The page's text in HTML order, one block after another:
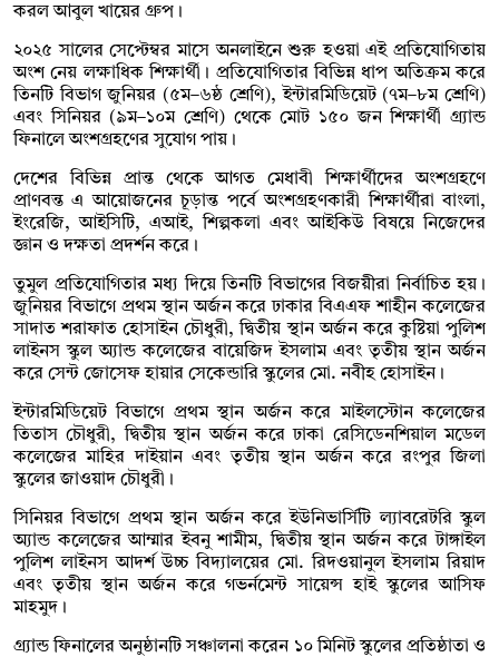
করল আবুল খায়ের গ্রুপ।
২০২৫ সালের সেপ্টেম্বর মাসে অনলাইনে শুরু হওয়া এই প্রতিযোগিতায়
অংশ নেয় লক্ষাধিক শিক্ষার্থী। প্রতিযোগিতার বিভিন্ন ধাপ অতিক্রম করে
তিনটি বিভাগ জুনিয়র (৫ম–৬ষ্ঠ শ্রেণি), ইন্টারমিডিয়েট (৭ম–৮ম শ্রেণি)
এবং সিনিয়র (৯ম–১০ম শ্রেণি) থেকে মোট ১৫০ জন শিক্ষার্থী গ্র্যান্ড
ফিনালে অংশগ্রহণের সুযোগ পায়।
দেশের বিভিন্ন প্রান্ত থেকে আগত মেধাবী শিক্ষার্থীদের অংশগ্রহণে
প্রাণবন্ত এ আয়োজনের চূড়ান্ত পর্বে অংশগ্রহণকারী শিক্ষার্থীরা বাংলা,
ইংরেজি, আইসিটি, এআই, শিল্পকলা এবং আইকিউ বিষয়ে নিজেদের
জ্ঞান ও দক্ষতা প্রদর্শন করে।
তুমুল প্রতিযোগিতার মধ্য দিয়ে তিনটি বিভাগের বিজয়ীরা নির্বাচিত হয়।
জুনিয়র বিভাগে প্রথম স্থান অর্জন করে ঢাকার বিএএফ শাহীন কলেজের
সাদাত শরাফাত হোসাইন চৌধুরী, দ্বিতীয় স্থান অর্জন করে কুষ্টিয়া পুলিশ
লাইনস স্কুল অ্যান্ড কলেজের বায়েজিদ ইসলাম এবং তৃতীয় স্থান অর্জন
করে সেন্ট জোসেফ হায়ার সেকেন্ডারি স্কুলের মো. নবীহ হোসাইন।
ইন্টারমিডিয়েট বিভাগে প্রথম স্থান অর্জন করে মাইলস্টোন কলেজের
তিতাস চৌধুরী, দ্বিতীয় স্থান অর্জন করে ঢাকা রেসিডেনশিয়াল মডেল
কলেজের মাহির দাইয়ান এবং তৃতীয় স্থান অর্জন করে রংপুর জিলা
স্কুলের জাওয়াদ চৌধুরী।
সিনিয়র বিভাগে প্রথম স্থান অর্জন করে ইউনিভার্সিটি ল্যাবরেটরি স্কুল
অ্যান্ড কলেজের আম্মার ইবনু শামীম, দ্বিতীয় স্থান অর্জন করে টাঙ্গাইল
পুলিশ লাইনস আদর্শ উচ্চ বিদ্যালয়ের মো. রিদওয়ানুল ইসলাম রিয়াদ
এবং তৃতীয় স্থান অর্জন করে গভর্নমেন্ট সায়েন্স হাই স্কুলের আসিফ
মাহমুদ।
গ্র্যান্ড ফিনালের অনুষ্ঠানটি সঞ্চালনা করেন ১০ মিনিট স্কুলের প্রতিষ্ঠাতা ও